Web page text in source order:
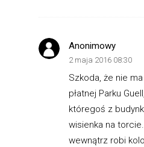
Anonimowy
2 maja 2016 08:30
Szkoda, że nie
płatnej Parku
któregoś z
wisienka na
wewnątrz robi